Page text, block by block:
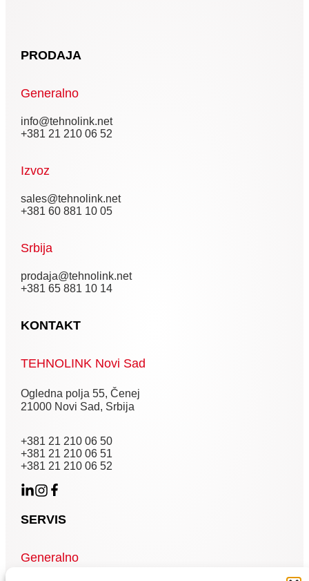
PRODAJA
Generalno
info@tehnolink.net
+381 21 210 06 52
Izvoz
sales@tehnolink.net
+381 60 881 10 05
Srbija
prodaja@tehnolink.net
+381 65 881 10 14
KONTAKT
TEHNOLINK Novi Sad
Ogledna polja 55, Čenej
21000 Novi Sad, Srbija
+381 21 210 06 50
+381 21 210 06 51
+381 21 210 06 52
SERVIS
Generalno